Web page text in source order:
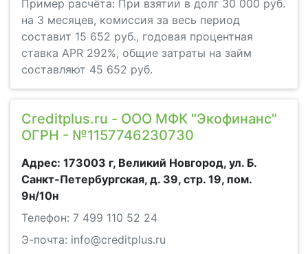
Пример расчёта: При взятии в долг 30 000 руб.
на 3 месяцев, комиссия за весь период
составит 15 652 руб., годовая процентная
ставка APR 292%, общие затраты на займ
составляют 45 652 руб.
Creditplus.ru - ООО МФК "Экофинанс"
ОГРН - №1157746230730
Адрес: 173003 г, Великий Новгород, ул. Б.
Санкт-Петербургская, д. 39, стр. 19, пом.
9н/10н
Телефон: 7 499 110 52 24
Э-почта: info@creditplus.ru